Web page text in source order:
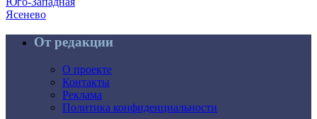
Ясенево
От редакции
О проекте
Контакты
Реклама
Политика конфиденциальности